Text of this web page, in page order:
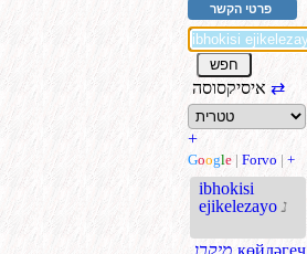
פרטי הקשר
⇄
+
Google | Forvo | +
ibhokisi
ejikelezayo נ
.מיקרו көйләгеч